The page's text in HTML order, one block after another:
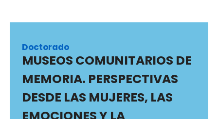
Doctorado
MUSEOS COMUNITARIOS DE
MEMORIA. PERSPECTIVAS
DESDE LAS MUJERES, LAS